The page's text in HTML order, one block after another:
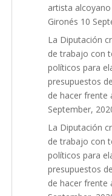
artista alcoyano
Gironés 10
La Diputación
de trabajo con
políticos para
presupuestos
de hacer frente
September,
La Diputación
de trabajo con
políticos para
presupuestos
de hacer frente